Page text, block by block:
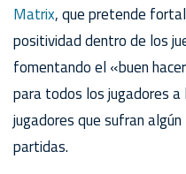
Matrix, que pretende
positividad dentro de los
fomentando el «buen
para todos los jugadores
jugadores que sufran
partidas.